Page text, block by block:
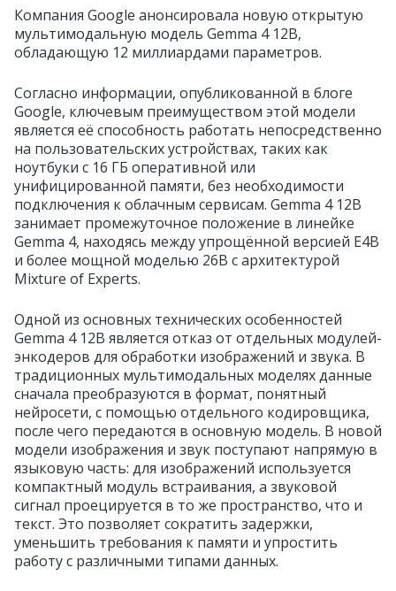
Компания Google анонсировала новую открытую
мультимодальную модель Gemma 4 12B,
обладающую 12 миллиардами параметров.
Согласно информации, опубликованной в блоге
Google, ключевым преимуществом этой модели
является её способность работать непосредственно
на пользовательских устройствах, таких как
ноутбуки с 16 ГБ оперативной или
унифицированной памяти, без необходимости
подключения к облачным сервисам. Gemma 4 12B
занимает промежуточное положение в линейке
Gemma 4, находясь между упрощённой версией E4B
и более мощной моделью 26B с архитектурой
Mixture of Experts.
Одной из основных технических особенностей
Gemma 4 12B является отказ от отдельных модулей-
энкодеров для обработки изображений и звука. В
традиционных мультимодальных моделях данные
сначала преобразуются в формат, понятный
нейросети, с помощью отдельного кодировщика,
после чего передаются в основную модель. В новой
модели изображения и звук поступают напрямую в
языковую часть: для изображений используется
компактный модуль встраивания, а звуковой
сигнал проецируется в то же пространство, что и
текст. Это позволяет сократить задержки,
уменьшить требования к памяти и упростить
работу с различными типами данных.